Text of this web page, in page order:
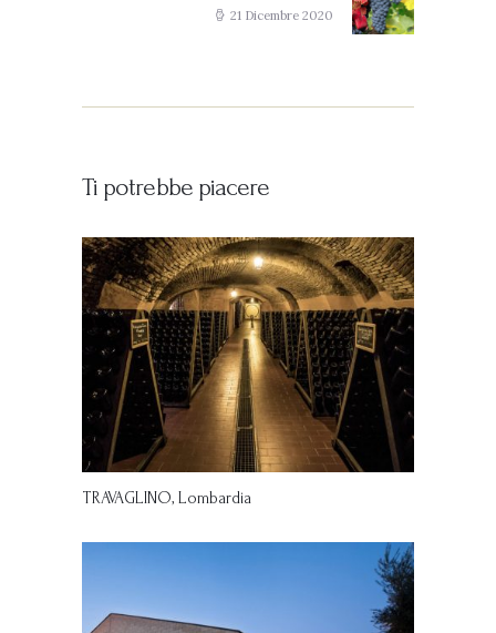
post:
21 Dicembre 2020
Ti potrebbe piacere
TRAVAGLINO, Lombardia